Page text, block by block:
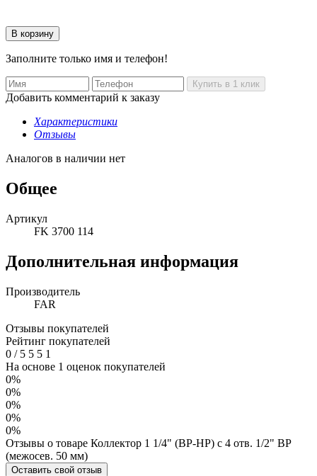
Заполните только имя и телефон!
Добавить комментарий к заказу
Характеристики
Отзывы
Аналогов в наличии нет
Общее
Артикул
FK 3700 114
Дополнительная информация
Производитель
FAR
Отзывы покупателей
Рейтинг покупателей
0 /5 5 5 1
На основе 1 оценок покупателей
0%
0%
0%
0%
0%
Отзывы о товаре Коллектор 1 1/4" (ВР-НР) с 4 отв. 1/2" ВР
(межосев. 50 мм)
Оставить свой отзыв